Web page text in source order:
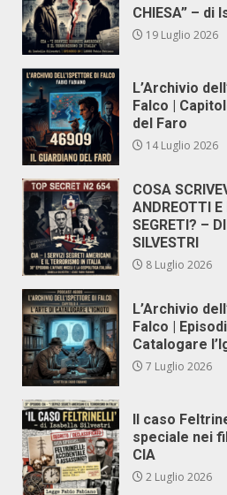
CHIESA” – di
19 Luglio 2026
L’Archivio
Falco |
del Faro
14 Luglio 2026
COSA
ANDREOTTI E
SEGRETI? –
SILVESTRI
8 Luglio 2026
L’Archivio
Falco |
Catalogare
7 Luglio 2026
Il caso
speciale nei
CIA
2 Luglio 2026